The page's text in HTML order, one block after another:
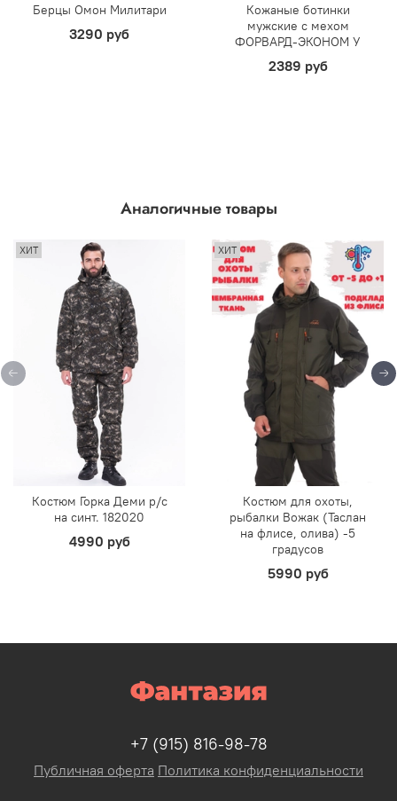
Берцы Омон Милитари
3290 руб
Кожаные ботинки
мужские с мехом
ФОРВАРД-ЭКОНОМ У
2389 руб
Аналогичные товары
ХИТ
Костюм Горка Деми р/c
на синт. 182020
4990 руб
ХИТ
Костюм для охоты,
рыбалки Вожак (Таслан
на флисе, олива) -5
градусов
5990 руб
+7 (915) 816-98-78
Публичная оферта Политика конфиденциальности